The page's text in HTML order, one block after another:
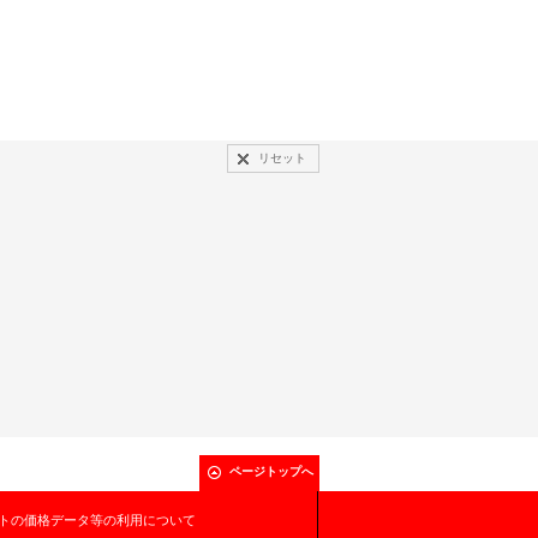
リセット
ページトップへ
の価格データ等の利用について